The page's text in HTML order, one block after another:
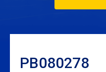
PB080278